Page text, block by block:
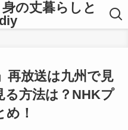
の丈暮らしと
再放送は九州で見
る方法は？NHKプ
！